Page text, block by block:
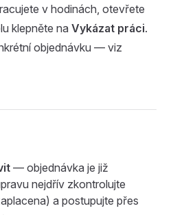
v hodinách, otevřete
klepněte na Vykázat práci.
objednávku — viz
— objednávka je již
nejdřív zkontrolujte
a postupujte přes